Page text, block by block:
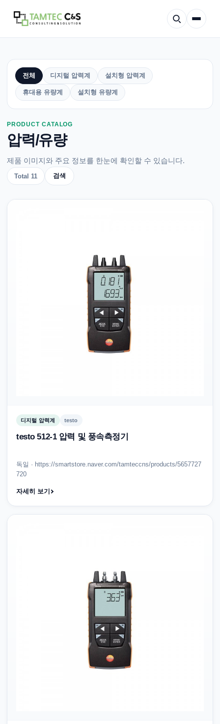
적용분야
제품 소개
압
력/
유
량
고
전체 디지털 압력계 설치형 압력계
휴대용 유량계 설치형 유량계
PRODUCT CATALOG
압력/유량
제품 이미지와 주요 정보를 한눈에 확인할 수 있습니다.
Total 11 검색
디지털 압력계 testo
testo 512-1 압력 및 풍속측정기
독일 · https://smartstore.naver.com/tamteccns/products/5657727
720
자세히 보기